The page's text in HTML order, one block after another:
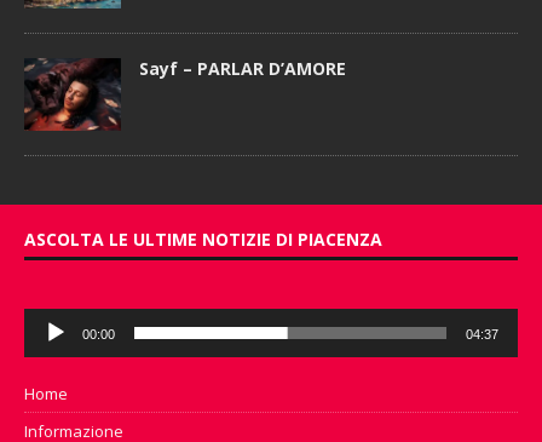
Sayf – PARLAR D’AMORE
ASCOLTA LE ULTIME NOTIZIE DI PIACENZA
Audio
Player
00:00 04:37
Home
Informazione